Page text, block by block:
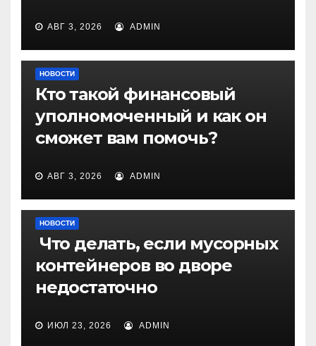
АВГ 3, 2026 ADMIN
НОВОСТИ
Кто такой финансовый
уполномоченный и как он
сможет вам помочь?
АВГ 3, 2026 ADMIN
НОВОСТИ
Что делать, если мусорных
контейнеров во дворе
недостаточно
ИЮЛ 23, 2026 ADMIN